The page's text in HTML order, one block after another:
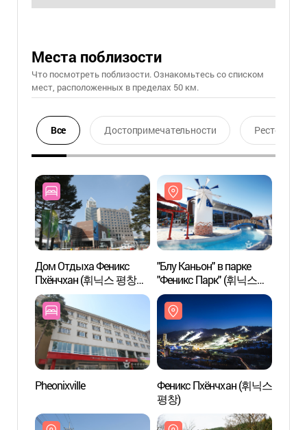
Места поблизости
Что посмотреть поблизости. Ознакомьтесь со списком
мест, расположенных в пределах 50 км.
Все Достопримечательности Ресторан
Дом Отдыха Феникс
Пхёнчхан (휘닉스 평창
콘도)
"Блу Каньон" в парке
"Феникс Парк" (휘닉스
블루캐니언)
Pheonixville
Феникс Пхёнчхан (휘닉스
평창)